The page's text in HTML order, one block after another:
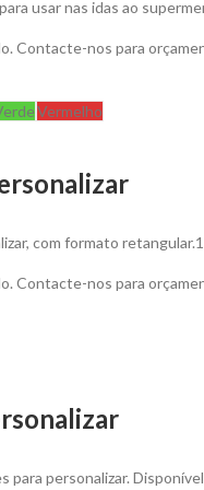
usar nas idas ao
Contacte-nos para
Vermelho
com formato
Contacte-nos para
personalizar.